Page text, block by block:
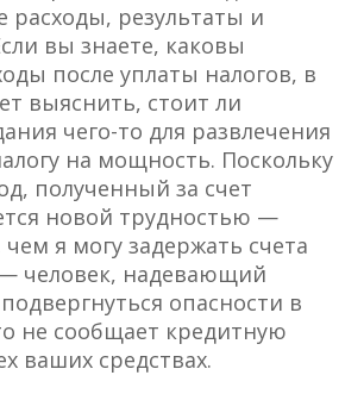
расходы, результаты и
вы знаете, каковы
после уплаты налогов, в
выяснить, стоит ли
чего-то для развлечения
на мощность. Поскольку
полученный за счет
новой трудностью —
я могу задержать счета
— человек, надевающий
опасности в
не сообщает кредитную
ваших средствах.